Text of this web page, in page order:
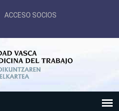
ACCESO SOCIOS